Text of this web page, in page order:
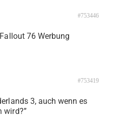
#753446
76 Werbung
#753419
3, auch wenn es
wird?”